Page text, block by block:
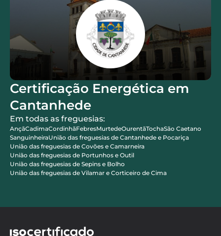
Certificação Energética em
Cantanhede
Em todas as freguesias:
AnçãCadimaCordinhãFebresMurtedeOurentãTochaSão Caetano
SanguinheiraUnião das freguesias de Cantanhede e Pocariça
União das freguesias de Covões e Camarneira
União das freguesias de Portunhos e Outil
União das freguesias de Sepins e Bolho
União das freguesias de Vilamar e Corticeiro de Cima